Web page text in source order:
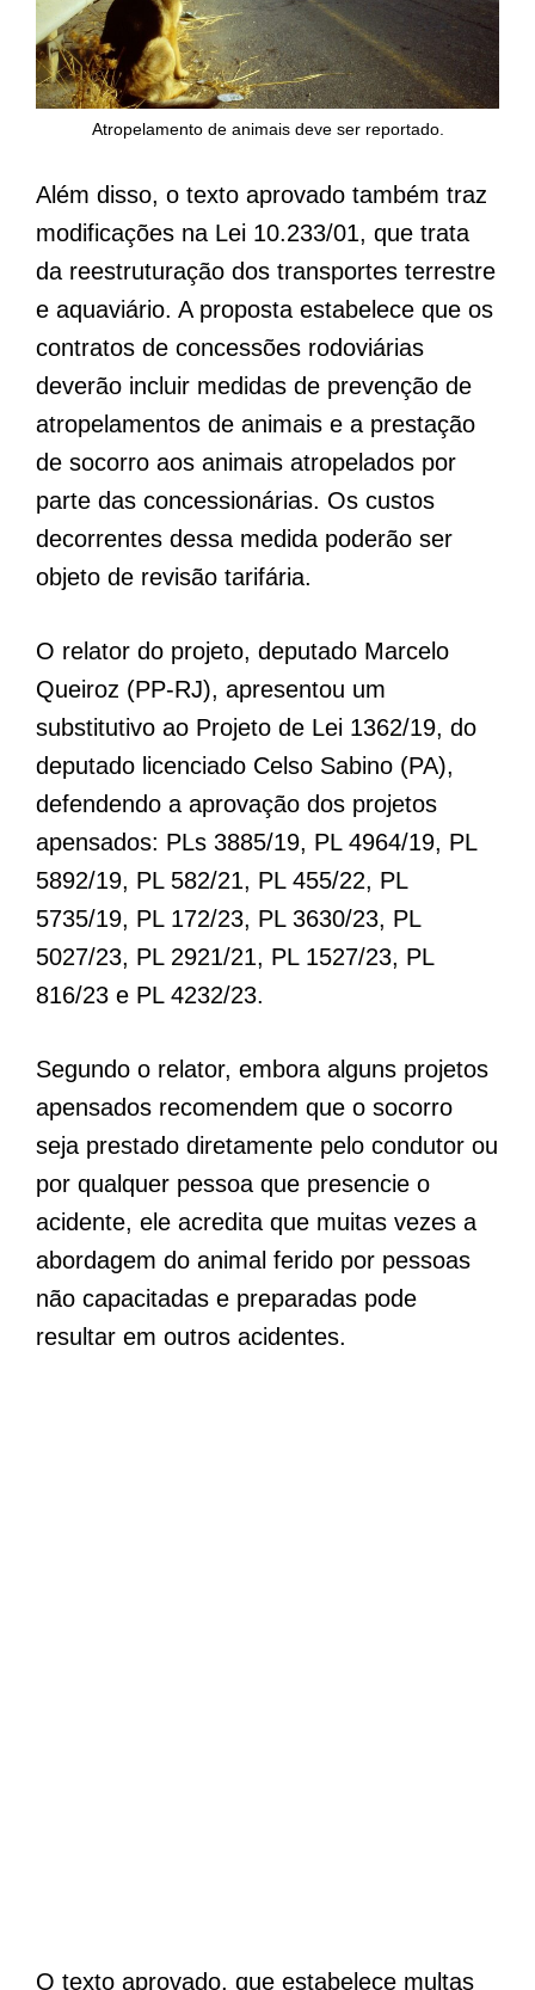
Atropelamento de animais deve ser reportado.
Além disso, o texto aprovado também traz
modificações na Lei 10.233/01, que trata
da reestruturação dos transportes terrestre
e aquaviário. A proposta estabelece que os
contratos de concessões rodoviárias
deverão incluir medidas de prevenção de
atropelamentos de animais e a prestação
de socorro aos animais atropelados por
parte das concessionárias. Os custos
decorrentes dessa medida poderão ser
objeto de revisão tarifária.
O relator do projeto, deputado Marcelo
Queiroz (PP-RJ), apresentou um
substitutivo ao Projeto de Lei 1362/19, do
deputado licenciado Celso Sabino (PA),
defendendo a aprovação dos projetos
apensados: PLs 3885/19, PL 4964/19, PL
5892/19, PL 582/21, PL 455/22, PL
5735/19, PL 172/23, PL 3630/23, PL
5027/23, PL 2921/21, PL 1527/23, PL
816/23 e PL 4232/23.
Segundo o relator, embora alguns projetos
apensados recomendem que o socorro
seja prestado diretamente pelo condutor ou
por qualquer pessoa que presencie o
acidente, ele acredita que muitas vezes a
abordagem do animal ferido por pessoas
não capacitadas e preparadas pode
resultar em outros acidentes.
O texto aprovado, que estabelece multas